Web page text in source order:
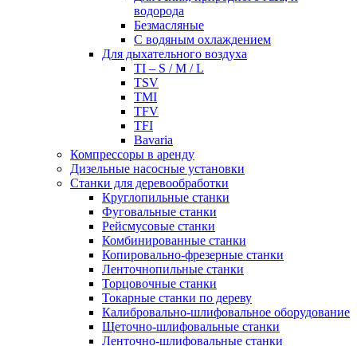
водорода
Безмасляные
С водяным охлаждением
Для дыхательного воздуха
TI – S / M / L
TSV
TMI
TFV
TFI
Bavaria
Компрессоры в аренду
Дизельные насосные установки
Станки для деревообработки
Круглопильные станки
Фуговальные станки
Рейсмусовые станки
Комбинированные станки
Копировально-фрезерные станки
Ленточнопильные станки
Торцовочные станки
Токарные станки по дереву
Калибровально-шлифовальное оборудование
Щеточно-шлифовальные станки
Ленточно-шлифовальные станки